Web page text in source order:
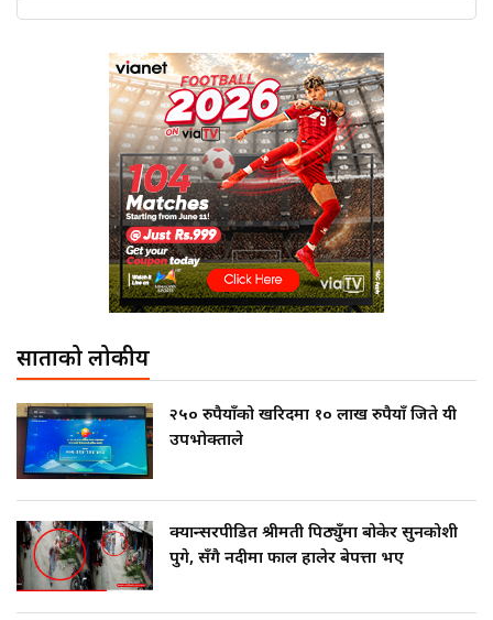
साताको लोकप्रीय
२५० रुपैयाँको खरिदमा १० लाख रुपैयाँ जिते यी
उपभोक्ताले
क्यान्सरपीडित श्रीमती पिठ्युँमा बोकेर सुनकोशी
पुगे, सँगै नदीमा फाल हालेर बेपत्ता भए